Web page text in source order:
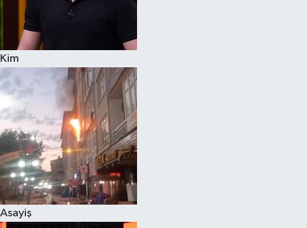
Kim
Asayiş
Çocuk
Eğitim
Hava Durumu
Kadın